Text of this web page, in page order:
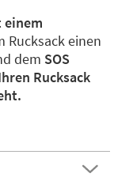
einem
Rucksack einen
dem SOS
Rucksack